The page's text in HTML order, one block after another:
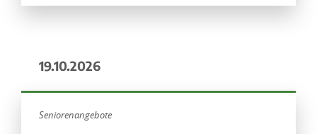
19.10.2026
Seniorenangebote